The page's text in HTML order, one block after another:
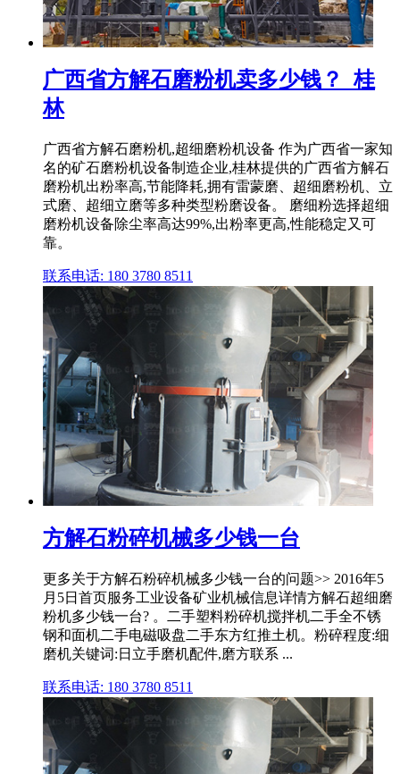
广西省方解石磨粉机卖多少钱？_桂
林
广西省方解石磨粉机,超细磨粉机设备 作为广西省一家知
名的矿石磨粉机设备制造企业,桂林提供的广西省方解石
磨粉机出粉率高,节能降耗,拥有雷蒙磨、超细磨粉机、立
式磨、超细立磨等多种类型粉磨设备。 磨细粉选择超细
磨粉机设备除尘率高达99%,出粉率更高,性能稳定又可
靠。
联系电话: 180 3780 8511
方解石粉碎机械多少钱一台
更多关于方解石粉碎机械多少钱一台的问题>> 2016年5
月5日首页服务工业设备矿业机械信息详情方解石超细磨
粉机多少钱一台? 。二手塑料粉碎机搅拌机二手全不锈
钢和面机二手电磁吸盘二手东方红推土机。粉碎程度:细
磨机关键词:日立手磨机配件,磨方联系 ...
联系电话: 180 3780 8511